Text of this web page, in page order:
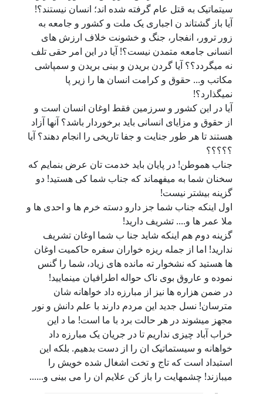
سیتماتیک به قتل عام گرفته شده اند؛ انسان نیستند؟!
آیا باز گشتاند ن اجباری یک ملت و کشور و جامعه به
زور ترور، انفجار، جنگ و خشونت خلاف ارزش های
انسانی جامعه متمدن نیست؟! آیا در این امر حقی تلف
نه میگردد؟؟ آیا گردن بریدن و بینی بریدن و سمپاشی
مکاتب و... حقوق و کرامت انسان ها را زیر پا
نمیگذارد؟!
آیا در این کشور و سرزمین فقط اوغان انسان است و
از حقوق و مزایای انسانی باید برخوردار باشد؟ آنها آزاد
هستند تا هر طور جنایت و جفا تاریخی را انجام دهند؟ آیا
؟؟؟؟؟
جناب هموطن! در پایان باید خدمت تان عرض بنمایم که
سخنان شما به میفهماند که جناب شما کی هستید! دو
گزینه بیشتر نیست!
اول اینکه جناب شما جز دارو دسته خرم ها و احدی ها و
ملا عمر ها و.... تشریف دارید!
گزینه دوم هم اینکه شاید جنا ب شما اوغان تشریف
ندارید! اما از جمله ریزه خواران سفره حاکمیت اوغان
ها هستید که نشخوار ته مانده های زیاد، شما را گنس
نموده و عاروق بوی ناک حواله اطرافیان مینمایید!
در ضمن هزاره ها نیز از مبارزه داد خواهانه شان
مترسان! نسل جدید این مردم دارند با علم دانش و نور
مجهز میشوند در هر حالت برد با ما است! ما د این
خراب آباد چیزی نداریم تا در جریان یک مبارزه داد
خواهانه و سیستماتیک ان را از دست بدهیم. بلکه این
استبداد است که تاج و تخت اشغال شده خویش را
میبازند! چشمهایت را باز کن علایم ان را می بینی و......